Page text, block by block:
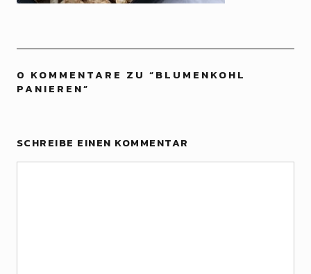
0 KOMMENTARE ZU “BLUMENKOHL
PANIEREN”
SCHREIBE EINEN KOMMENTAR